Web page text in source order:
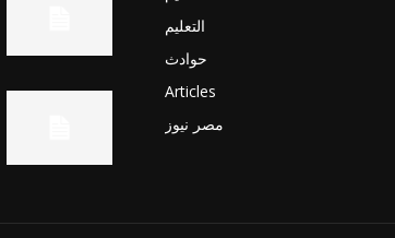
التعليم
حوادث
Articles
مصر نيوز